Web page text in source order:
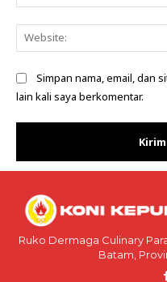
Simpan nama, email, dan
lain kali saya berkomentar.
Ruko Dermaga Culinary
Batam,